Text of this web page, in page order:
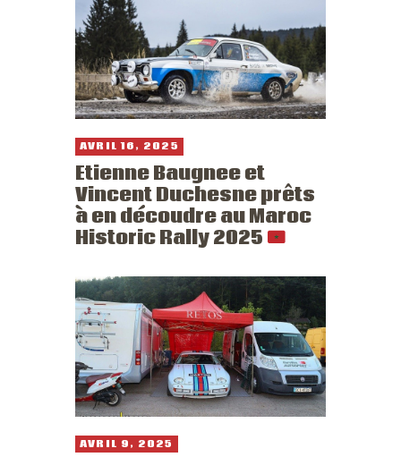
AVRIL 16, 2025
Etienne Baugnee et
Vincent Duchesne prêts
à en découdre au Maroc
Historic Rally 2025
AVRIL 9, 2025